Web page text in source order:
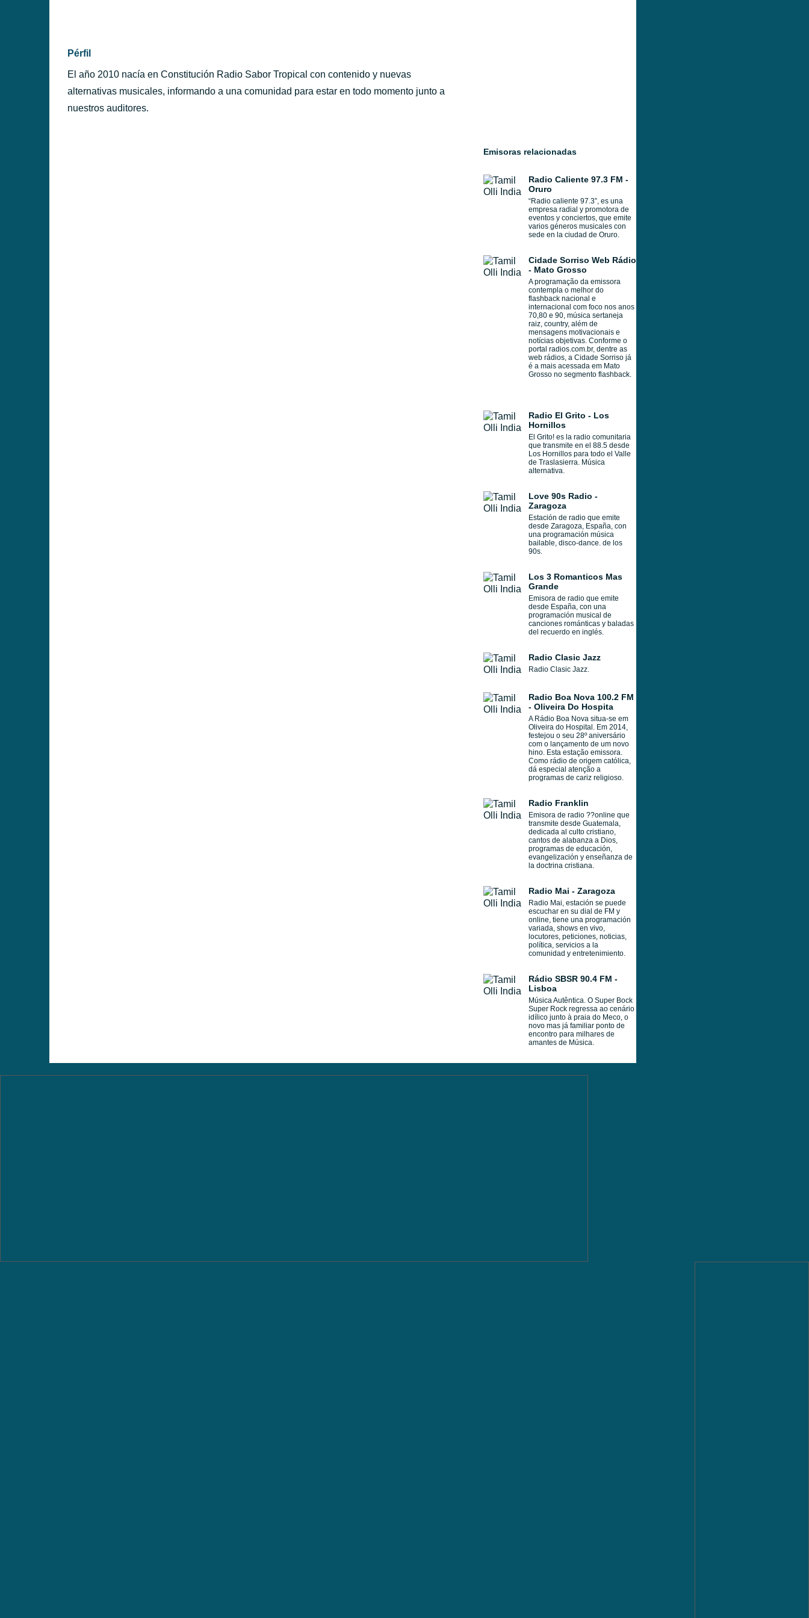
Pérfil
El año 2010 nacía en Constitución Radio Sabor Tropical con contenido y nuevas
alternativas musicales, informando a una comunidad para estar en todo momento junto a
nuestros auditores.
Emisoras relacionadas
Radio Caliente 97.3 FM -
Oruro
“Radio caliente 97.3”, es una
empresa radial y promotora de
eventos y conciertos, que emite
varios géneros musicales con
sede en la ciudad de Oruro.
Cidade Sorriso Web Rádio
- Mato Grosso
A programação da emissora
contempla o melhor do
flashback nacional e
internacional com foco nos anos
70,80 e 90, música sertaneja
raiz, country, além de
mensagens motivacionais e
notícias objetivas. Conforme o
portal radios.com.br, dentre as
web rádios, a Cidade Sorriso já
é a mais acessada em Mato
Grosso no segmento flashback.
Radio El Grito - Los
Hornillos
El Grito! es la radio comunitaria
que transmite en el 88.5 desde
Los Hornillos para todo el Valle
de Traslasierra. Música
alternativa.
Love 90s Radio -
Zaragoza
Estación de radio que emite
desde Zaragoza, España, con
una programación música
bailable, disco-dance. de los
90s.
Los 3 Romanticos Mas
Grande
Emisora de radio que emite
desde España, con una
programación musical de
canciones románticas y baladas
del recuerdo en inglés.
Radio Clasic Jazz
Radio Clasic Jazz.
Radio Boa Nova 100.2 FM
- Oliveira Do Hospita
A Rádio Boa Nova situa-se em
Oliveira do Hospital. Em 2014,
festejou o seu 28º aniversário
com o lançamento de um novo
hino. Esta estação emissora.
Como rádio de origem católica,
dá especial atenção a
programas de cariz religioso.
Radio Franklin
Emisora de radio ??online que
transmite desde Guatemala,
dedicada al culto cristiano,
cantos de alabanza a Dios,
programas de educación,
evangelización y enseñanza de
la doctrina cristiana.
Radio Mai - Zaragoza
Radio Mai, estación se puede
escuchar en su dial de FM y
online, tiene una programación
variada, shows en vivo,
locutores, peticiones, noticias,
política, servicios a la
comunidad y entretenimiento.
Rádio SBSR 90.4 FM -
Lisboa
Música Autêntica. O Super Bock
Super Rock regressa ao cenário
idílico junto à praia do Meco, o
novo mas já familiar ponto de
encontro para milhares de
amantes de Música.